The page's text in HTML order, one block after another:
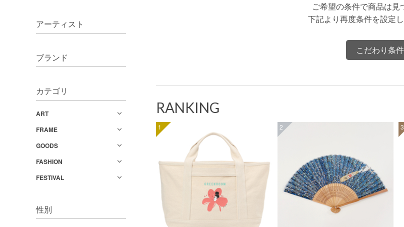
アーティスト
ブランド
カテゴリ
ART
FRAME
GOODS
FASHION
FESTIVAL
性別
ご希望の条件で商品は見
下記より再度条件を設定
こだわり条
RANKING
1 2 3